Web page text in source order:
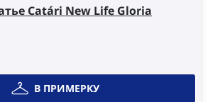
Catári New Life Gloria
В ПРИМЕРКУ